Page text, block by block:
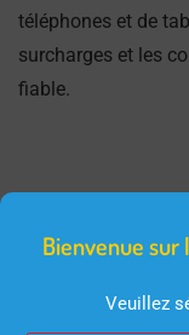
téléphones et de
surcharges et les
fiable.
Produits Similaires
Bienvenue sur
Veuillez